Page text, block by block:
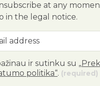
at any
in the legal notice.
ir sutinku su
politika“. (required)